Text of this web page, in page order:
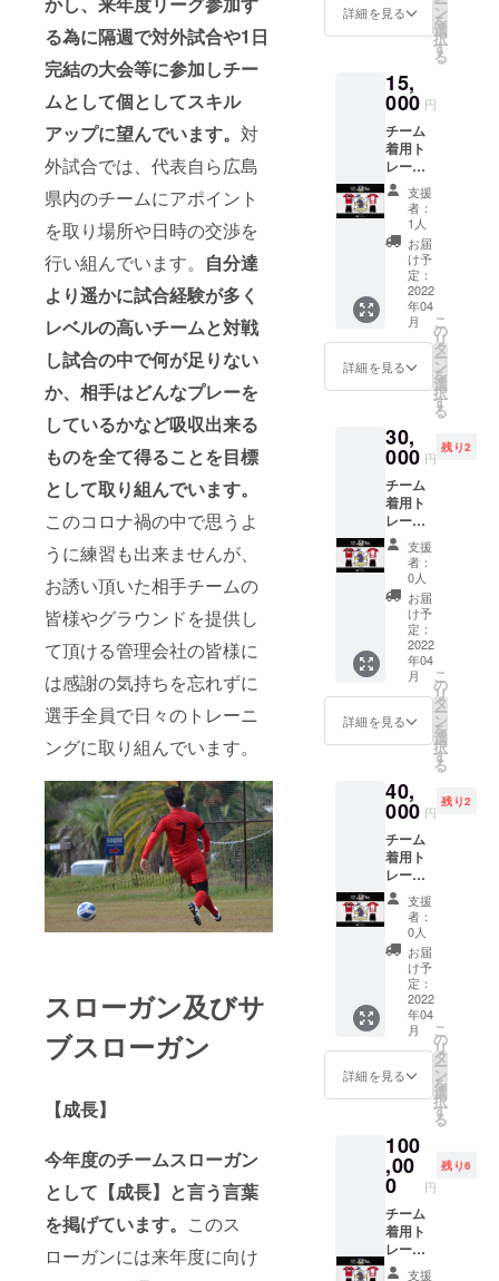
る為に隔週で対外試合や1日
完結の大会等に参加しチー
ムとして個としてスキル
アップに望んでいます。 対
外試合では、代表自ら広島
県内のチームにアポイント
を取り場所や日時の交渉を
行い組んでいます。 自分達
より遥かに試合経験が多く
レベルの高いチームと対戦
し試合の中で何が足りない
か、相手はどんなプレーを
しているかなど吸収出来る
ものを全て得ることを目標
として取り組んでいます。
このコロナ禍の中で思うよ
うに練習も出来ませんが、
お誘い頂いた相手チームの
皆様やグラウンドを提供し
て頂ける管理会社の皆様に
は感謝の気持ちを忘れずに
選手全員で日々のトレーニ
ングに取り組んでいます。
スローガン及びサ
ブスローガン
【成長】
今年度のチームスローガン
として【成長】と言う言葉
を掲げています。 このス
ローガンには来年度に向け
運動着
に是
サイズ
チャー
ト有り
詳細を見る ン
を
選
択
す
る
15,
000 円
チーム
着用ト
レーニ
ング
シャツ
に番号
12番を
お付け
しま
す！ ※
チーム
で使用
するト
レーニ
ング
ポー
ター様
の番号
12番を
記載。
運動着
に適し
ていま
す。 画
像欄に
サイズ
チャー
ト有り
支援
者：
1人
お届
け予
定：
2022
年04
月
詳細を見る
こ
の
リ
タ
ー
ン
を
選
択
す
る
30,
000 円
残り2
チーム
着用ト
レーニ
ング
シャツ
に企業
様のロ
ゴを肩
に記
載。 限
定2社様
になり
ます。
記号Dの
位置 ※
りませ
ん、企
業ロゴ
の掲載
はチー
ムが存
続する
限りで
す。 ※
本プロ
ジェク
ト終了
後、こ
ちらか
らご連
絡をさ
せて頂
後の流
れのお
話をさ
せて頂
きま
す。
支援
者：
0人
お届
け予
定：
2022
年04
月
詳細を見る
こ
の
リ
タ
ー
ン
を
選
択
す
る
40,
000 円
残り2
チーム
着用ト
レーニ
ング
シャツ
に企業
様のロ
ゴを鎖
骨に記
載。限
定2社様
になり
ます。
記号Cの
位置 ※
りませ
ん、企
業ロゴ
の掲載
はチー
ムが存
続する
限り。
支援
者：
0人
お届
け予
定：
2022
年04
月
詳細を見る
こ
の
リ
タ
ー
ン
を
選
択
す
る
100
,00
0 円
残り6
チーム
着用ト
レーニ
ング支援